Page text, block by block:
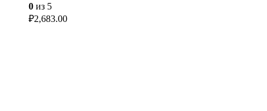
0 из 5
₽2,683.00